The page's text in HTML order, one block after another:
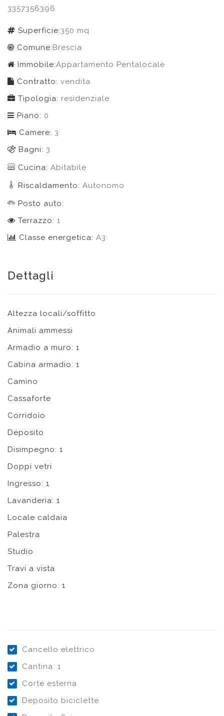
3357356396
Superficie:350 mq
Comune:Brescia
Immobile:Appartamento Pentalocale
Contratto: vendita
Tipologia: residenziale
Piano: 0
Camere: 3
Bagni: 3
Cucina: Abitabile
Riscaldamento: Autonomo
Posto auto:
Terrazzo: 1
Classe energetica: A3
Dettagli
Altezza locali/soffitto
Animali ammessi
Armadio a muro: 1
Cabina armadio: 1
Camino
Cassaforte
Corridoio
Deposito
Disimpegno: 1
Doppi vetri
Ingresso: 1
Lavanderia: 1
Locale caldaia
Palestra
Studio
Travi a vista
Zona giorno: 1
Cancello elettrico
Cantina: 1
Corte esterna
Deposito biciclette